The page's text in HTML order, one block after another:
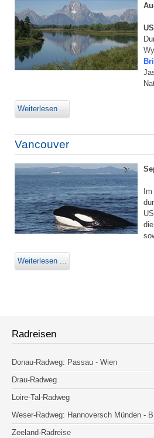
Weiterlesen ...
Vancouver
Weiterlesen ...
Radreisen
Donau-Radweg: Passau - Wien
Drau-Radweg
Loire-Tal-Radweg
Weser-Radweg: Hannoversch Münden -
Zeeland-Radreise